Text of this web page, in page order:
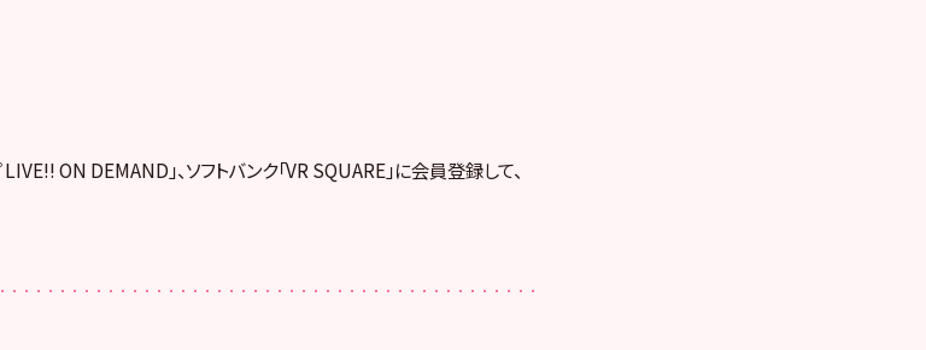
ON DEMAND」、ソフトバンク「VR SQUARE」に会員登録して、